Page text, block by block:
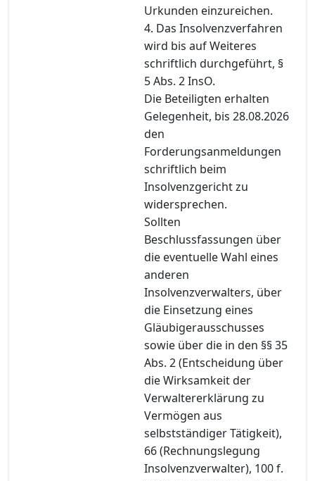
Urkunden einzureichen.
4. Das Insolvenzverfahren
wird bis auf Weiteres
schriftlich durchgeführt, §
5 Abs. 2 InsO.
Die Beteiligten erhalten
Gelegenheit, bis 28.08.2026
den
Forderungsanmeldungen
schriftlich beim
Insolvenzgericht zu
widersprechen.
Sollten
Beschlussfassungen über
die eventuelle Wahl eines
anderen
Insolvenzverwalters, über
die Einsetzung eines
Gläubigerausschusses
sowie über die in den §§ 35
Abs. 2 (Entscheidung über
die Wirksamkeit der
Verwaltererklärung zu
Vermögen aus
selbstständiger Tätigkeit),
66 (Rechnungslegung
Insolvenzverwalter), 100 f.